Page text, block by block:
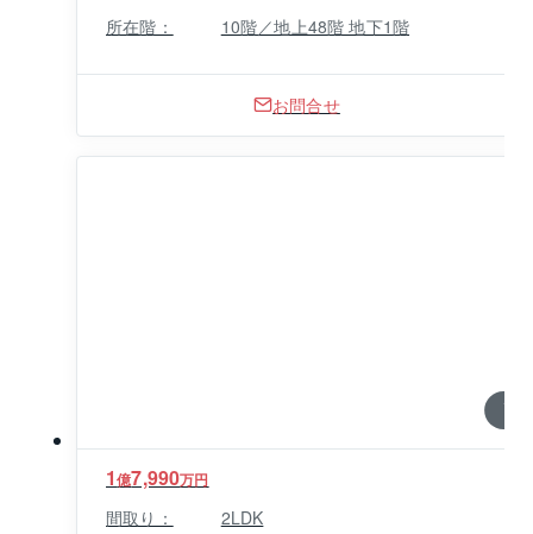
所在階： 10階／地上48階 地下1階
お問合せ
1 / 0
1億7,990万円
間取り： 2LDK